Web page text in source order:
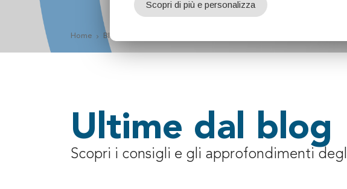
Home Blog
Ultime dal blog
Scopri i consigli e gli approfondimenti
Scopri di più e personalizza